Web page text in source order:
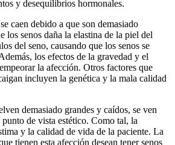
y desequilibrios hormonales.
caen debido a que son demasiado
los senos daña la elastina de la piel del
del seno, causando que los senos se
los efectos de la gravedad y el
la afección. Otros factores que
incluyen la genética y la mala calidad
demasiado grandes y caídos, se ven
de vista estético. Como tal, la
y la calidad de vida de la paciente. La
tienen esta afección desean tener senos